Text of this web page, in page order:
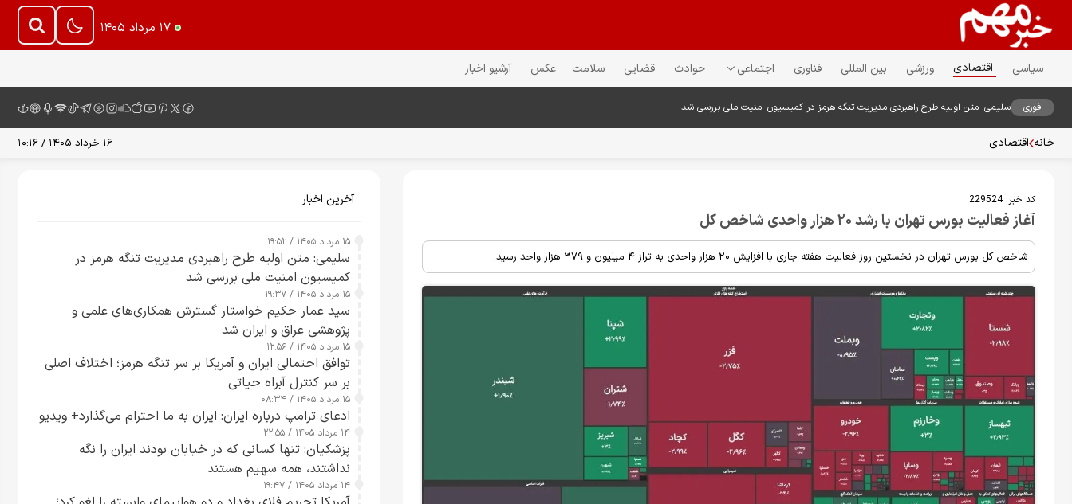
۱۷ مرداد ۱۴۰۵
سیاسی اقتصادی ورزشی بین المللی فناوری اجتماعی حوادث قضایی سلامت عکس آرشیو اخبار
فوری سلیمی: متن اولیه طرح راهبردی مدیریت تنگه هرمز در کمیسیون امنیت ملی بررسی شد
خانه اقتصادی ۱۶ خرداد ۱۴۰۵ / ۱۰:۱۶
کد خبر:229524
آغاز فعالیت بورس تهران با رشد ۲۰ هزار واحدی شاخص کل
شاخص کل بورس تهران در نخستین روز فعالیت هفته جاری با افزایش ۲۰ هزار واحدی به تراز ۴ میلیون و ۳۷۹ هزار واحد رسید.
آخرین اخبار
۱۵ مرداد ۱۴۰۵ / ۱۹:۵۲
سلیمی: متن اولیه طرح راهبردی مدیریت تنگه هرمز در
کمیسیون امنیت ملی بررسی شد
۱۵ مرداد ۱۴۰۵ / ۱۹:۳۷
سید عمار حکیم خواستار گسترش همکاری‌های علمی و
پژوهشی عراق و ایران شد
۱۵ مرداد ۱۴۰۵ / ۱۲:۵۶
توافق احتمالی ایران و آمریکا بر سر تنگه هرمز؛ اختلاف اصلی
بر سر کنترل آبراه حیاتی
۱۵ مرداد ۱۴۰۵ / ۰۸:۳۴
ادعای ترامپ درباره ایران: ایران به ما احترام می‌گذارد+ ویدیو
۱۴ مرداد ۱۴۰۵ / ۲۲:۵۵
پزشکیان: تنها کسانی که در خیابان بودند ایران را نگه
نداشتند، همه سهیم هستند
۱۴ مرداد ۱۴۰۵ / ۱۹:۴۷